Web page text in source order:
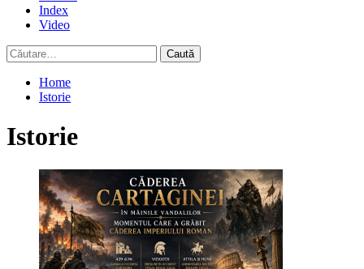
Index
Video
Caută
după:
Home
Istorie
Istorie